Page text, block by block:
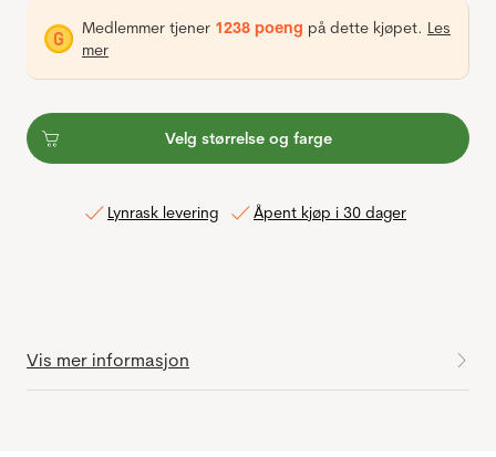
Medlemmer tjener 1238 poeng på dette kjøpet. Les
mer
Velg størrelse og farge
Lynrask levering Åpent kjøp i 30 dager
Vis mer informasjon